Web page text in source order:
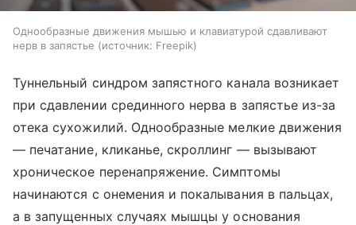
Однообразные движения мышью и клавиатурой сдавливают
нерв в запястье
источник: Freepik
Туннельный синдром запястного канала возникает
при сдавлении срединного нерва в запястье из-за
отека сухожилий. Однообразные мелкие движения
— печатание, кликанье, скроллинг — вызывают
хроническое перенапряжение. Симптомы
начинаются с онемения и покалывания в пальцах,
а в запущенных случаях мышцы у основания